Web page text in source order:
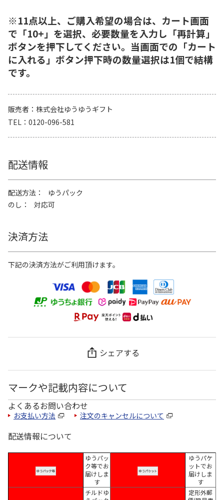
※11点以上、ご購入希望の場合は、カート画面
で「10+」を選択、必要数量を入力し「再計算」
ボタンを押下してください。当画面での「カート
に入れる」ボタン押下時の数量選択は1個で結構
です。
販売者
株式会社ゆうゆうギフト
TEL
0120-096-581
配送情報
配送方法
ゆうパック
のし
対応可
決済方法
下記の決済方法がご利用頂けます。
シェアする
マークや記載内容について
よくあるお問い合わせ
お支払い方法 注文のキャンセルについて
配送情報について
ゆうパッ
ク等でお
届けしま
す
ゆうパケ
ットでお
届けしま
す
チルドゆ
定形外郵